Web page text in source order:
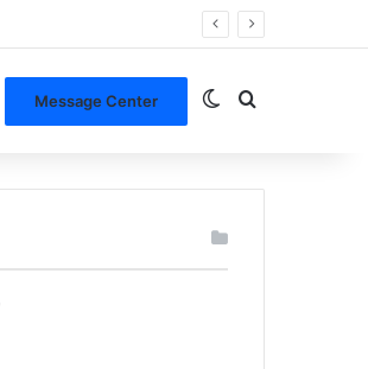
Message Center Dış görünümü
Arama yap